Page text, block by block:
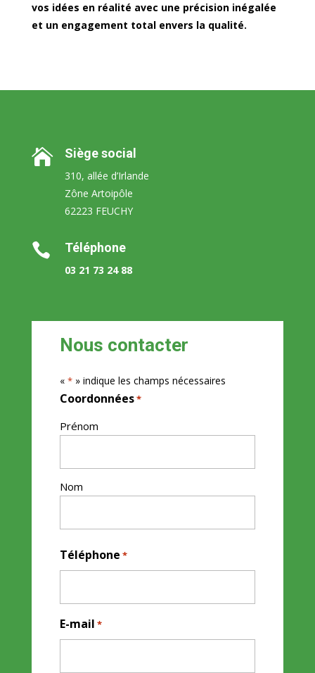
vos idées en réalité avec une précision inégalée
et un engagement total envers la qualité.
 Siège social
310, allée d’Irlande
Zône Artoipôle
62223 FEUCHY
 Téléphone
03 21 73 24 88
Nous contacter
« *» indique les champs nécessaires
Coordonnées*
Prénom
Nom
Téléphone *
E-mail *